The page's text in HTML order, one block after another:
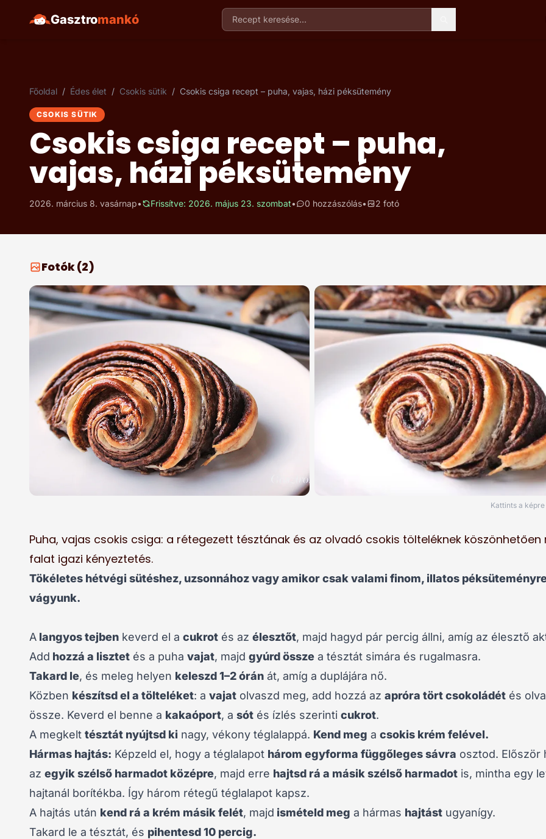
Gasztromankó Recept keresése
Főoldal / Édes élet / Csokis sütik / Csokis csiga recept – puha, vajas, házi péksütemény
CSOKIS SÜTIK
Csokis csiga recept – puha,
vajas, házi péksütemény
2026. március 8. vasárnap• Frissítve: 2026. május 23. szombat• 0 hozzászólás• 2 fotó
Fotók (2)
Kattints a
Puha, vajas csokis csiga: a rétegezett tésztának és az olvadó csokis tölteléknek köszönhetően
falat igazi kényeztetés.
Tökéletes hétvégi sütéshez, uzsonnához vagy amikor csak valami finom, illatos
vágyunk.
A langyos tejben keverd el a cukrot és az élesztőt, majd hagyd pár percig állni, amíg az élesztő
Add hozzá a lisztet és a puha vajat, majd gyúrd össze a tésztát simára és rugalmasra.
Takard le, és meleg helyen keleszd 1–2 órán át, amíg a duplájára nő.
Közben készítsd el a tölteléket: a vajat olvaszd meg, add hozzá az apróra tört csokoládét és
össze. Keverd el benne a kakaóport, a sót és ízlés szerinti cukrot.
A megkelt tésztát nyújtsd ki nagy, vékony téglalappá. Kend meg a csokis krém felével.
Hármas hajtás: Képzeld el, hogy a téglalapot három egyforma függőleges sávra osztod. Először
az egyik szélső harmadot középre, majd erre hajtsd rá a másik szélső harmadot is, mintha egy
hajtanál borítékba. Így három rétegű téglalapot kapsz.
A hajtás után kend rá a krém másik felét, majd ismételd meg a hármas hajtást ugyanígy.
Takard le a tésztát, és pihentesd 10 percig.